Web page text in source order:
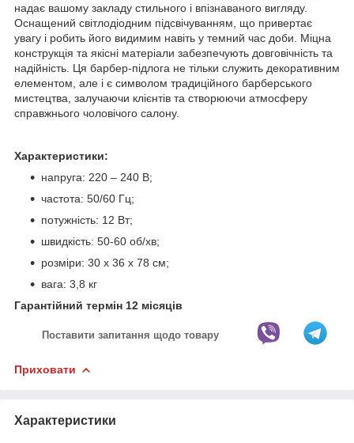
надає вашому закладу стильного і впізнаваного вигляду.
Оснащений світлодіодним підсвічуванням, що привертає
увагу і робить його видимим навіть у темний час доби. Міцна
конструкція та якісні матеріали забезпечують довговічність та
надійність. Ця барбер-підлога не тільки служить декоративним
елементом, але і є символом традиційного барберського
мистецтва, залучаючи клієнтів та створюючи атмосферу
справжнього чоловічого салону.
Характеристики:
напруга: 220 – 240 В;
частота: 50/60 Гц;
потужність: 12 Вт;
швидкість: 50-60 об/хв;
розміри: 30 х 36 х 78 см;
вага: 3,8 кг
Гарантійний термін 12 місяців
Поставити запитання щодо товару
Приховати
Характеристики